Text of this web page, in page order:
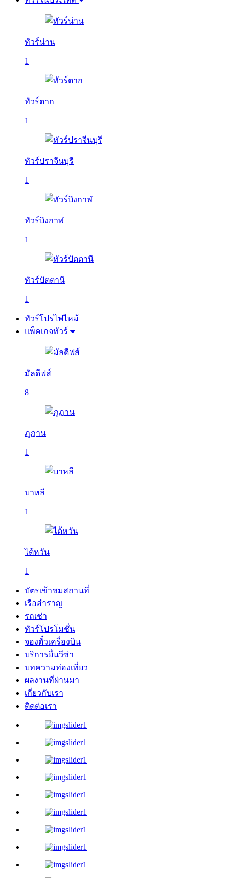
ทัวร์น่าน
1
ทัวร์ตาก
1
ทัวร์ปราจีนบุรี
1
ทัวร์บึงกาฬ
1
ทัวร์ปัตตานี
1
ทัวร์โปรไฟไหม้
แพ็คเกจทัวร์
มัลดีฟส์
8
ภูฏาน
1
บาหลี
1
ไต้หวัน
1
บัตรเข้าชมสถานที่
เรือสำราญ
รถเช่า
ทัวร์โปรโมชั่น
จองตั๋วเครื่องบิน
บริการยื่นวีซ่า
บทความท่องเที่ยว
ผลงานที่ผ่านมา
เกี่ยวกับเรา
ติดต่อเรา